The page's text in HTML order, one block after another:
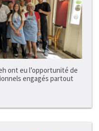
ont eu l’opportunité de
engagés partout